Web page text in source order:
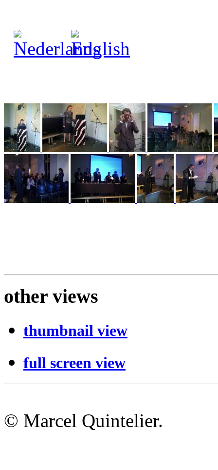
other views
thumbnail view
full screen view
© Marcel Quintelier.